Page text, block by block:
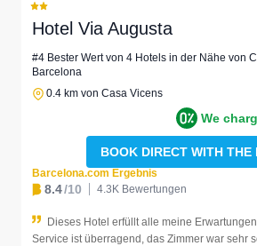
Hotel Via Augusta
#4 Bester Wert von 4 Hotels in der Nähe von
Barcelona
0.4 km von Casa Vicens
We
BOOK DIRECT WITH THE
Barcelona.com Ergebnis
8.4/10 4.3K Bewertungen
Dieses Hotel erfüllt alle meine
Service ist überragend, das Zimmer war sehr